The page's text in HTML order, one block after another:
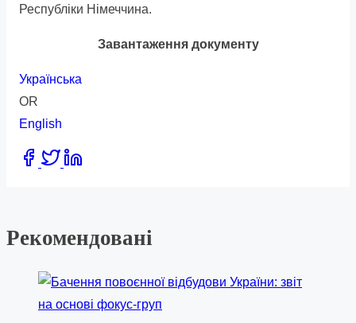
Республіки Німеччина.
Завантаження документу
Українська
OR
English
Share
Рекомендовані